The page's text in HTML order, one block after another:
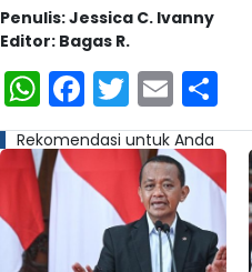
Penulis: Jessica C. Ivanny
Editor: Bagas R.
WhatsApp
Facebook
Twitter
Email
Rekomendasi untuk Anda